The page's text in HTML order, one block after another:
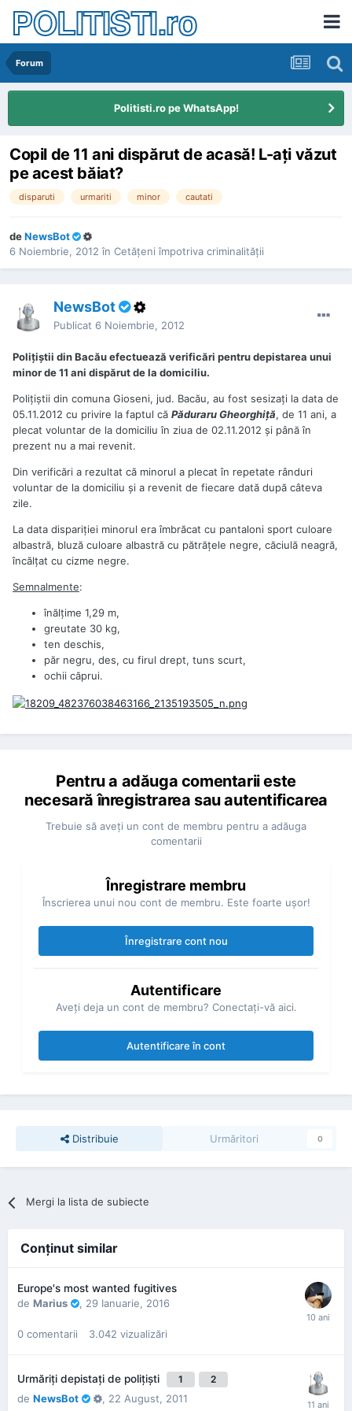
POLITISTI.ro
Forum
Politisti.ro pe WhatsApp!
Copil de 11 ani dispărut de acasă! L-aţi văzut
pe acest băiat?
disparuti urmariti minor cautati
deNewsBot
6 Noiembrie, 2012 în Cetăţeni împotriva criminalităţii
NewsBot
Publicat 6 Noiembrie, 2012
Polițiștii din Bacău efectuează verificări pentru depistarea unui
minor de 11 ani dispărut de la domiciliu.
Polițiștii din comuna Gioseni, jud. Bacău, au fost sesizați la data de
05.11.2012 cu privire la faptul că Păduraru Gheorghiță, de 11 ani, a
plecat voluntar de la domiciliu în ziua de 02.11.2012 și până în
prezent nu a mai revenit.
Din verificări a rezultat că minorul a plecat în repetate rânduri
voluntar de la domiciliu și a revenit de fiecare dată după câteva
zile.
La data dispariției minorul era îmbrăcat cu pantaloni sport culoare
albastră, bluză culoare albastră cu pătrățele negre, căciulă neagră,
încălțat cu cizme negre.
Semnalmente:
înălțime 1,29 m,
greutate 30 kg,
ten deschis,
păr negru, des, cu firul drept, tuns scurt,
ochii căprui.
Pentru a adăuga comentarii este
necesară înregistrarea sau autentificarea
Trebuie să aveţi un cont de membru pentru a adăuga
comentarii
Înregistrare membru
Înscrierea unui nou cont de membru. Este foarte uşor!
Înregistrare cont nou
Autentificare
Aveţi deja un cont de membru? Conectaţi-vă aici.
Autentificare în cont
Distribuie Urmăritori 0
Mergi la lista de subiecte
Conţinut similar
Europe's most wanted fugitives
de Marius , 29 Ianuarie, 2016
0 comentarii 3.042 vizualizări
Urmăriţi depistaţi de poliţişti 1 2
de NewsBot , 22 August, 2011